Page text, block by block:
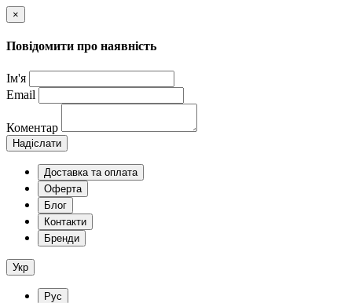
×
Повідомити про наявність
Ім'я
Email
Коментар
Надіслати
Доставка та оплата
Оферта
Блог
Контакти
Бренди
Укр
Рус